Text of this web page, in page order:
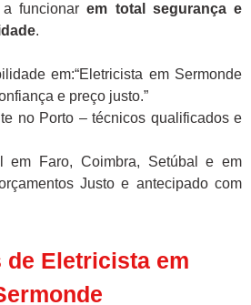
a funcionarem total segurança e
.
em:“Eletricista em Sermonde
e preço justo.”
no Porto – técnicos qualificados e
em Faro, Coimbra, Setúbal e em
Justo e antecipado com
de Eletricista em